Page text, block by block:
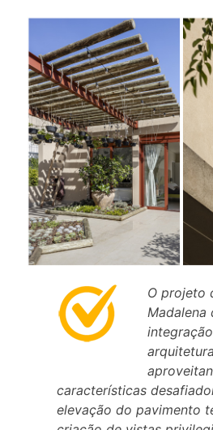
O projeto
Madalena
características
elevação do pavimento